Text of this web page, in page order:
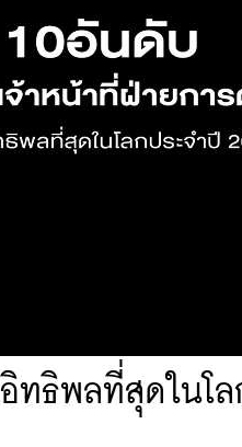
ทธิพลที่สุดในโล